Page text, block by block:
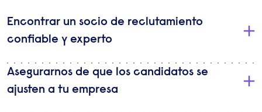
Encontrar un socio de reclutamiento
confiable y experto
Asegurarnos de que los candidatos se
ajusten a tu empresa